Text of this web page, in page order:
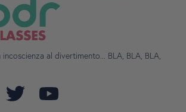
al divertimento... BLA, BLA, BLA,
trovi
us